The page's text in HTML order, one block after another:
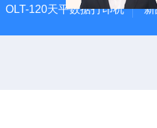
OLT-120天平数据打印机 新